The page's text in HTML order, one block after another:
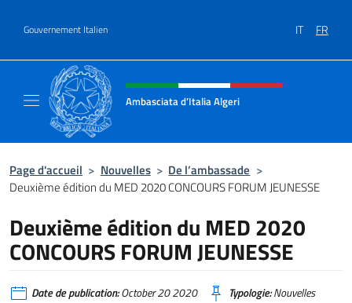
Gouvernement Italien IT FR
Site Web, social et en-tête de
Ambasciata d’Italia Algeri
Page d'accueil > Nouvelles > De l’ambassade >
Deuxième édition du MED 2020 CONCOURS FORUM JEUNESSE
Deuxième édition du MED 2020
CONCOURS FORUM JEUNESSE
Date de publication:October 20 2020 Typologie:Nouvelles